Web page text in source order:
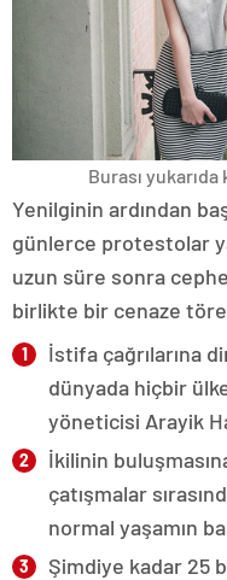
Burası
Yenilginin ardından
günlerce protestolar
uzun süre sonra
birlikte bir cenaze
İstifa çağrılarına
dünyada hiçbir
yöneticisi Arayik
İkilinin
çatışmalar
normal yaşamın
Şimdiye kadar 25